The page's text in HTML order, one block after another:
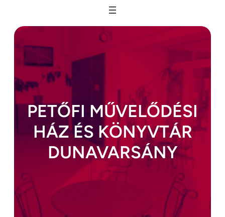
tartalomhoz
PETŐFI MŰVELŐDÉSI
HÁZ ÉS KÖNYVTÁR
DUNAVARSÁNY